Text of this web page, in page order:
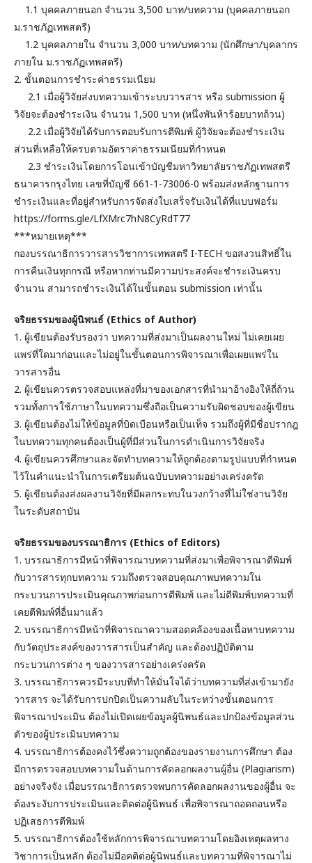
1.1 บุคคลภายนอก จำนวน 3,500 บาท/บทความ (บุคคลภายนอก
ม.ราชภัฏเทพสตรี)
1.2 บุคคลภายใน จำนวน 3,000 บาท/บทความ (นักศึกษา/บุคลากร
ภายใน ม.ราชภัฏเทพสตรี)
2. ขั้นตอนการชำระค่าธรรมเนียม
2.1 เมื่อผู้วิจัยส่งบทความเข้าระบบวารสาร หรือ submission ผู้
วิจัยจะต้องชำระเงิน จำนวน 1,500 บาท (หนึ่งพันห้าร้อยบาทถ้วน)
2.2 เมื่อผู้วิจัยได้รับการตอบรับการตีพิมพ์ ผู้วิจัยจะต้องชำระเงิน
ส่วนที่เหลือให้ครบตามอัตราค่าธรรมเนียมที่กำหนด
2.3 ชำระเงินโดยการโอนเข้าบัญชีมหาวิทยาลัยราชภัฏเทพสตรี
ธนาคารกรุงไทย เลขที่บัญชี 661-1-73006-0 พร้อมส่งหลักฐานการ
ชำระเงินและที่อยู่สำหรับการจัดส่งใบเสร็จรับเงินได้ที่แบบฟอร์ม
https://forms.gle/LfXMrc7hN8CyRdT77
***หมายเหตุ***
กองบรรณาธิการวารสารวิชาการเทพสตรี I-TECH ขอสงวนสิทธิ์ใน
การคืนเงินทุกกรณี หรือหากท่านมีความประสงค์จะชำระเงินครบ
จำนวน สามารถชำระเงินได้ในขั้นตอน submission เท่านั้น
จริยธรรมของผู้นิพนธ์ (Ethics of Author)
1. ผู้เขียนต้องรับรองว่า บทความที่ส่งมาเป็นผลงานใหม่ ไม่เคยเผย
แพร่ที่ใดมาก่อนและไม่อยู่ในขั้นตอนการพิจารณาเพื่อเผยแพร่ใน
วารสารอื่น
2. ผู้เขียนควรตรวจสอบแหล่งที่มาของเอกสารที่นำมาอ้างอิงให้ถี่ถ้วน
รวมทั้งการใช้ภาษาในบทความซึ่งถือเป็นความรับผิดชอบของผู้เขียน
3. ผู้เขียนต้องไม่ให้ข้อมูลที่บิดเบือนหรือเป็นเท็จ รวมถึงผู้ที่มีชื่อปรากฎ
ในบทความทุกคนต้องเป็นผู้ที่มีส่วนในการดำเนินการวิจัยจริง
4. ผู้เขียนควรศึกษาและจัดทำบทความให้ถูกต้องตามรูปแบบที่กำหนด
ไว้ในคำแนะนำในการเตรียมต้นฉบับบทความอย่างเคร่งครัด
5. ผู้เขียนต้องส่งผลงานวิจัยที่มีผลกระทบในวงกว้างที่ไม่ใช่งานวิจัย
ในระดับสถาบัน
จริยธรรมของบรรณาธิการ (Ethics of Editors)
1. บรรณาธิการมีหน้าที่พิจารณาบทความที่ส่งมาเพื่อพิจารณาตีพิมพ์
กับวารสารทุกบทความ รวมถึงตรวจสอบคุณภาพบทความใน
กระบวนการประเมินคุณภาพก่อนการตีพิมพ์ และไม่ตีพิมพ์บทความที่
เคยตีพิมพ์ที่อื่นมาแล้ว
2. บรรณาธิการมีหน้าที่พิจารณาความสอดคล้องของเนื้อหาบทความ
กับวัตถุประสงค์ของวารสารเป็นสำคัญ และต้องปฏิบัติตาม
กระบวนการต่าง ๆ ของวารสารอย่างเคร่งครัด
3. บรรณาธิการควรมีระบบที่ทำให้มั่นใจได้ว่าบทความที่ส่งเข้ามายัง
วารสาร จะได้รับการปกปิดเป็นความลับในระหว่างขั้นตอนการ
พิจารณาประเมิน ต้องไม่เปิดเผยข้อมูลผู้นิพนธ์และปกป้องข้อมูลส่วน
ตัวของผู้ประเมินบทความ
4. บรรณาธิการต้องคงไว้ซึ่งความถูกต้องของรายงานการศึกษา ต้อง
มีการตรวจสอบบทความในด้านการคัดลอกผลงานผู้อื่น (Plagiarism)
อย่างจริงจัง เมื่อบรรณาธิการตรวจพบการคัดลอกผลงานของผู้อื่น จะ
ต้องระงับการประเมินและติดต่อผู้นิพนธ์ เพื่อพิจารณาถอดถอนหรือ
ปฏิเสธการตีพิมพ์
5. บรรณาธิการต้องใช้หลักการพิจารณาบทความโดยอิงเหตุผลทาง
วิชาการเป็นหลัก ต้องไม่มีอคติต่อผู้นิพนธ์และบทความที่พิจารณาไม่